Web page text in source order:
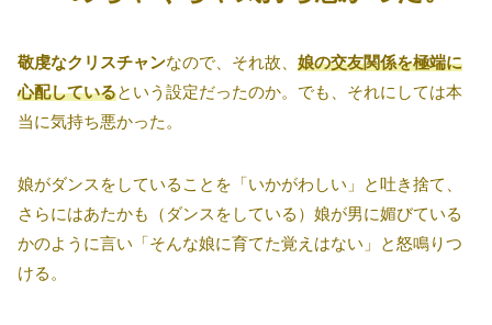
敬虔なクリスチャンなので、それ故、 娘の交友関係を極端に
心配しているという設定だったのか。でも、それにしては本
当に気持ち悪かった。
娘がダンスをしていることを「いかがわしい」と吐き捨て、
さらにはあたかも（ダンスをしている）娘が男に媚びている
かのように言い「そんな娘に育てた覚えはない」と怒鳴りつ
ける。